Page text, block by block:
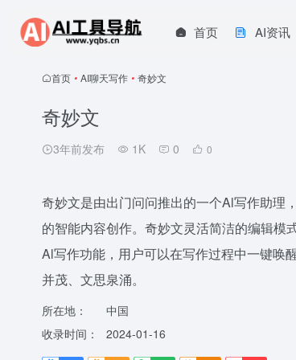
首页 AI资讯
首页 • AI聊天写作 • 奇妙文
奇妙文
3年前发布 1K 0 0
奇妙文是由出门问问推出的一个Al写作助理
的智能内容创作。奇妙文灵活简洁的编辑模
Al写作功能，用户可以在写作过程中一键唤
并茂、文思泉涌。
所在地：
中国
收录时间：
2024-01-16